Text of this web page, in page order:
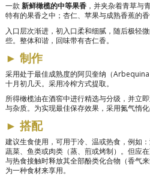
一款 新鲜橄榄的中等果香 ，并夹杂着青草与
特有的果香之中；杏仁、苹果与成熟香蕉的香
入口层次渐进，初入口柔和细腻，随后极轻
些。整体和谐，回味带有杏仁香。
► 制作
采用处于最佳成熟度的阿贝奎纳（
十月初几天。采用冷榨方式提取。
所得橄榄油在酒窖中进行精选与分级，并立
与杂质。为实现最佳保存效果，采用氮气惰化
► 搭配
建议生食使用，可用于冷、温或热食，例如
蔬菜、鱼类或肉类（蒸、煎或烤制）。但应
与热食接触时释放其全部酚类化合物（香气
为一种食材来享用。